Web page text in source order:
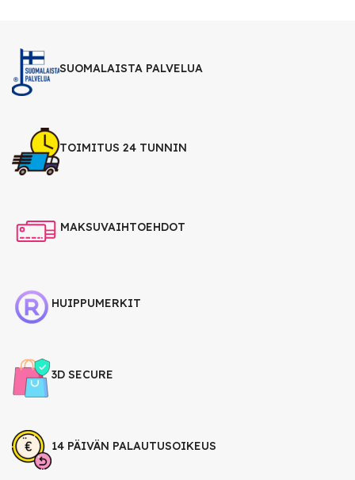
SUOMALAISTA PALVELUA
TOIMITUS 24 TUNNIN
MAKSUVAIHTOEHDOT
HUIPPUMERKIT
3D SECURE
14 PÄIVÄN PALAUTUSOIKEUS